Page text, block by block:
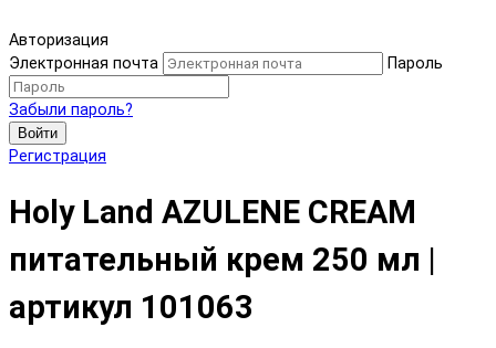
Авторизация
Электронная почта
Пароль
Забыли пароль?
Войти
Регистрация
Holy Land AZULENE CREAM
питательный крем 250 мл |
артикул 101063